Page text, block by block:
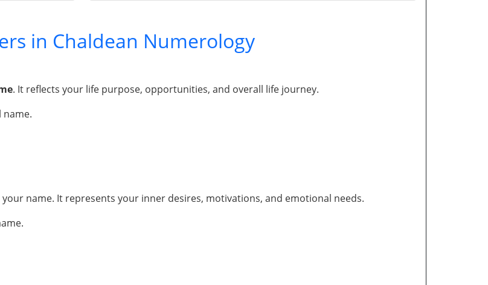
in Chaldean Numerology
. It reflects your life purpose, opportunities, and overall life journey.
name.
name. It represents your inner desires, motivations, and emotional needs.